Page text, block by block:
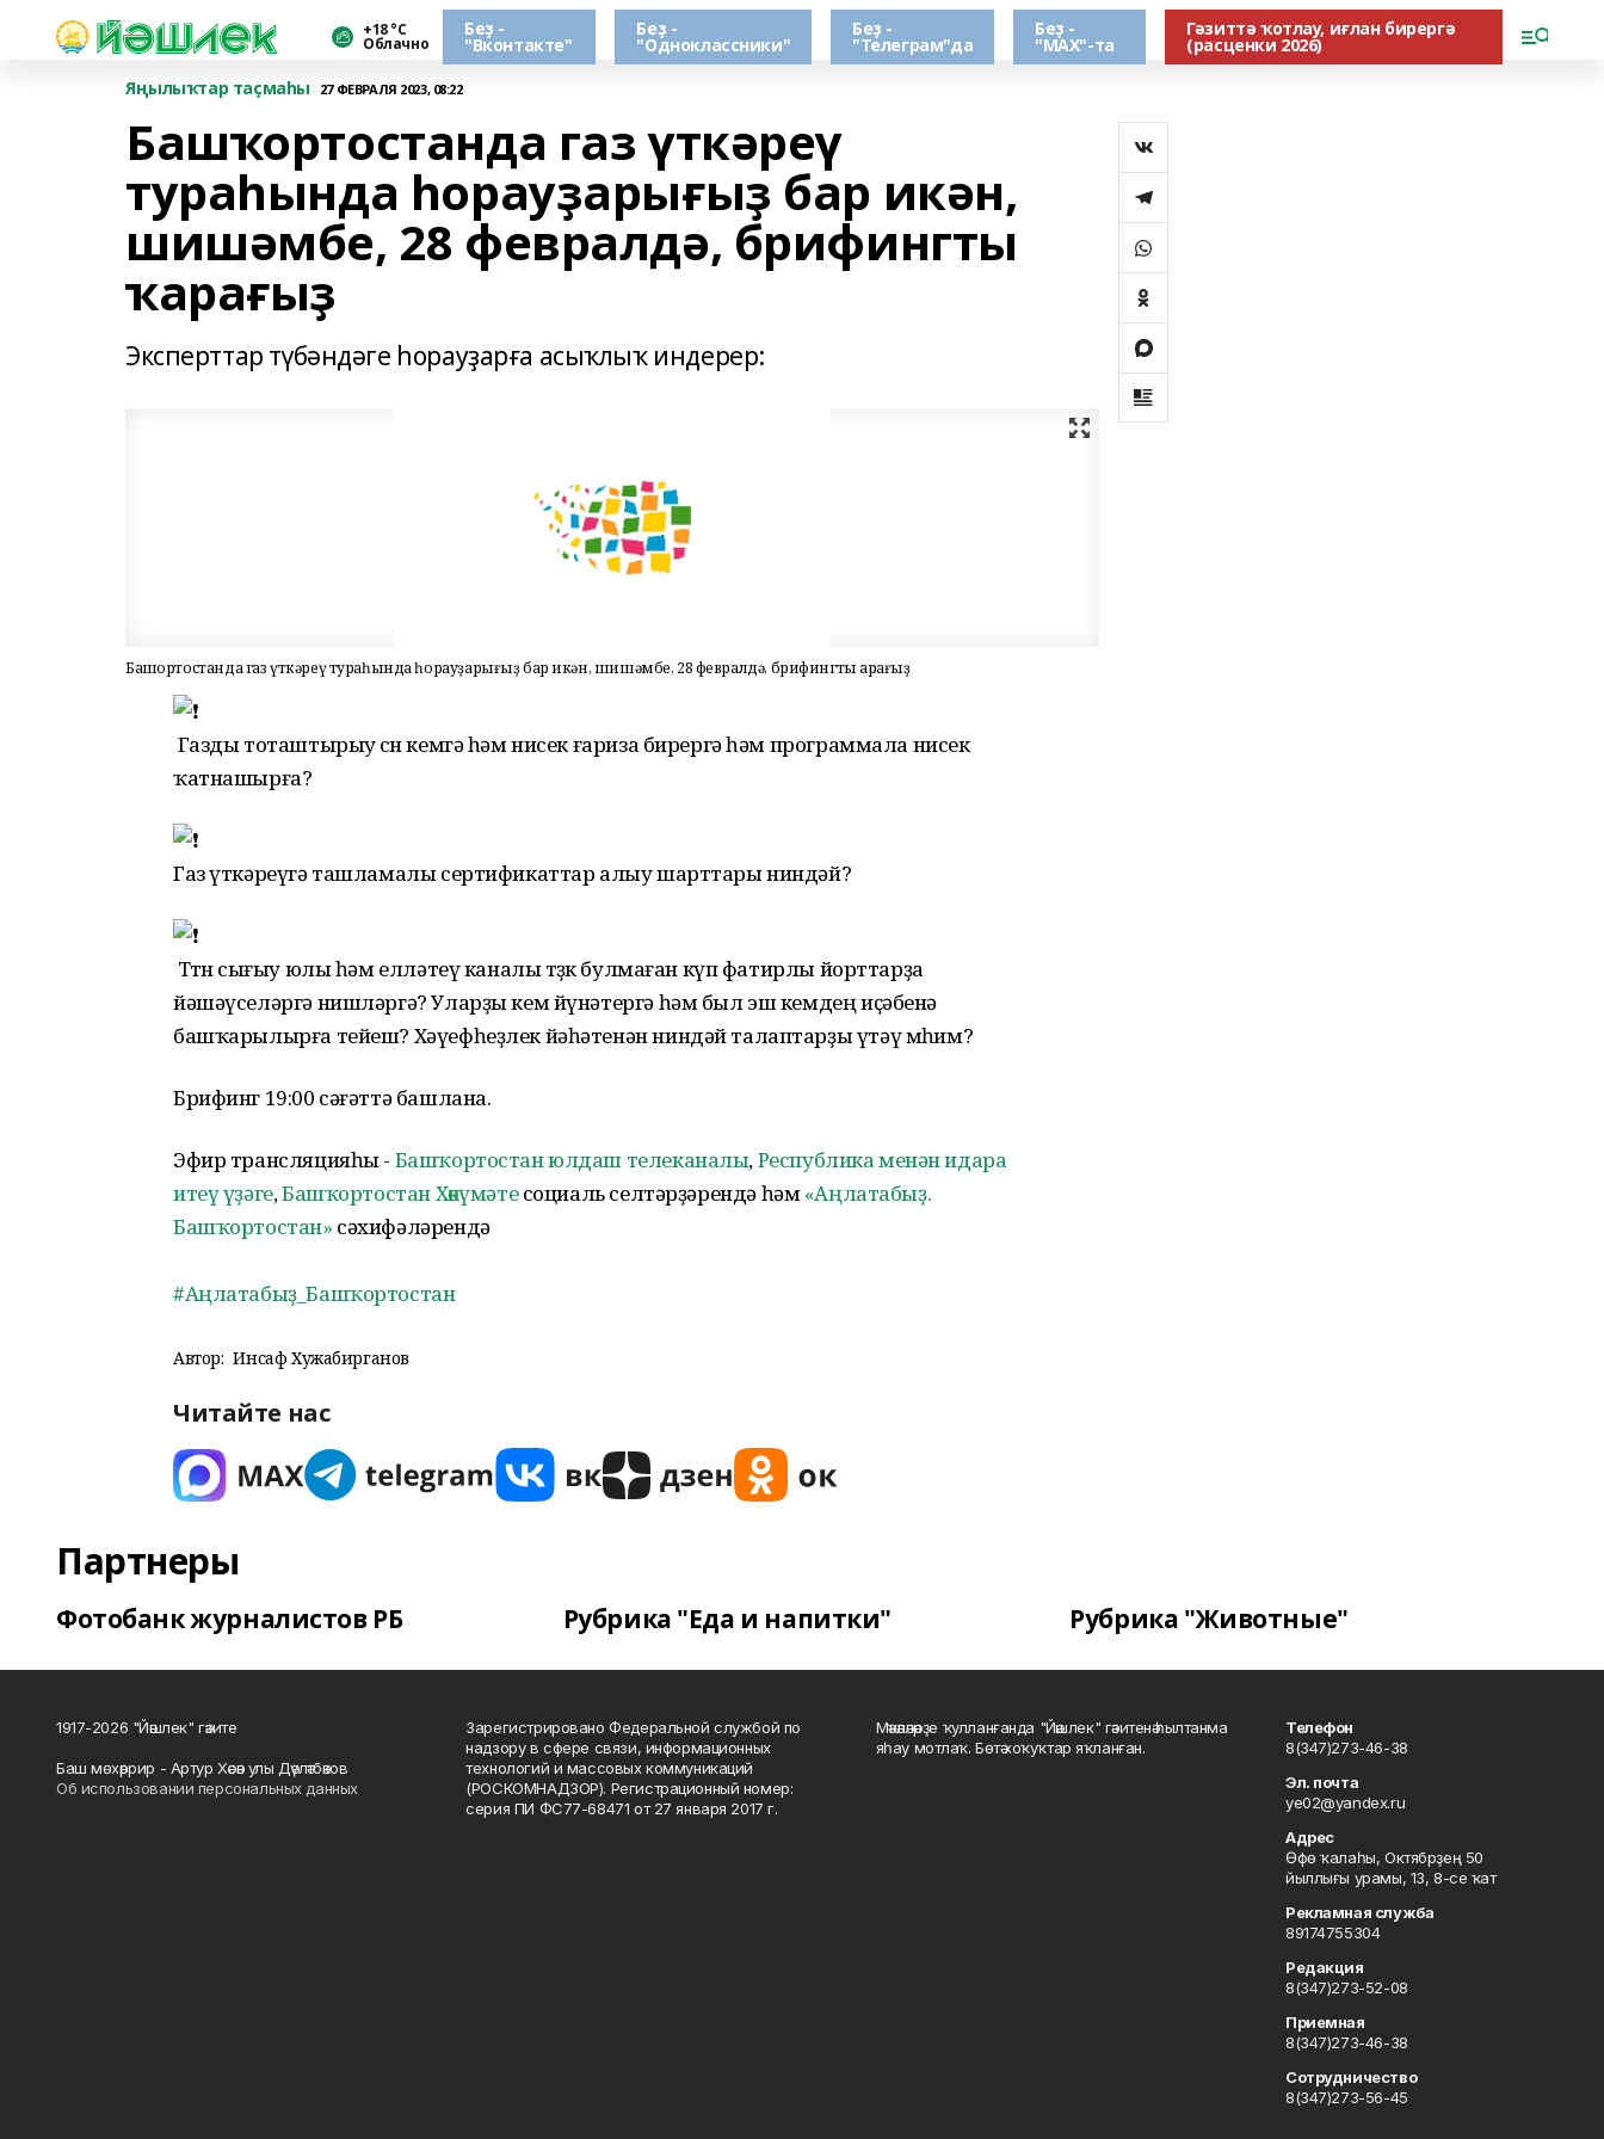
+18 °С
Облачно
Беҙ -
"Вконтакте"
Беҙ -
"Одноклассники"
Беҙ -
"Телеграм"да
Беҙ -
"МАХ"-та
Гәзиттә ҡотлау, иғлан бирергә
(расценки 2026)
Яңылыҡтар таҫмаһы
27 ФЕВРАЛЯ 2023, 08:22
Башҡортостанда газ үткәреү
тураһында һорауҙарығыҙ бар икән,
шишәмбе, 28 февралдә, брифингты
ҡарағыҙ
Эксперттар түбәндәге һорауҙарға асыҡлыҡ индерер:
Башҡортостанда газ үткәреү тураһында һорауҙарығыҙ бар икән, шишәмбе, 28 февралдә, брифингты ҡарағыҙ
Газды тоташтырыу өсөн кемгә һәм нисек ғариза бирергә һәм программала нисек
ҡатнашырға?
Газ үткәреүгә ташламалы сертификаттар алыу шарттары ниндәй?
Төтөн сығыу юлы һәм елләтеү каналы төҙөк булмаған күп фатирлы йорттарҙа
йәшәүселәргә нишләргә? Уларҙы кем йүнәтергә һәм был эш кемдең иҫәбенә
башҡарылырға тейеш? Хәүефһеҙлек йәһәтенән ниндәй талаптарҙы үтәү мөһим?
Брифинг 19:00 сәғәттә башлана.
Эфир трансляцияһы - Башҡортостан юлдаш телеканалы,Республика менән идара
итеү үҙәге,Башҡортостан Хөкүмәтесоциаль селтәрҙәрендә һәм«Аңлатабыҙ.
Башҡортостан» сәхифәләрендә
#Аңлатабыҙ_Башҡортостан
Автор: Инсаф Хужабирганов
Читайте нас
Партнеры
Фотобанк журналистов РБ Рубрика "Еда и напитки" Рубрика "Животные"
1917-2026 "Йәшлек" гәзите
Баш мөхәррир - Артур Хәсән улы Дәүләтбәков
Об использовании персональных данных
Зарегистрировано Федеральной службой по
надзору в сфере связи, информационных
технологий и массовых коммуникаций
(РОСКОМНАДЗОР). Регистрационный номер:
серия ПИ ФС77-68471 от 27 января 2017 г.
Мәҡәләләрҙе ҡулланғанда "Йәшлек" гәзитенә һылтанма
яһау мотлаҡ. Бөтә хоҡуҡтар яҡланған.
Телефон
8(347)273-46-38
Эл. почта
ye02@yandex.ru
Адрес
Өфө ҡалаһы, Октябрҙең 50
йыллығы урамы, 13, 8-се ҡат
Рекламная служба
89174755304
Редакция
8(347)273-52-08
Приемная
8(347)273-46-38
Сотрудничество
8(347)273-56-45